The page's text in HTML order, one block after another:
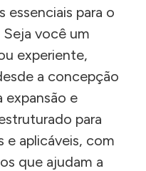
essenciais para o
você um
experiente,
a concepção
expansão e
para
e aplicáveis, com
que ajudam a